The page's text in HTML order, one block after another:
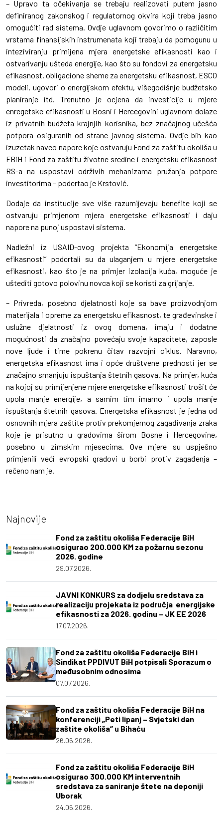
– Upravo ta očekivanja se trebaju realizovati putem jasno
definiranog zakonskog i regulatornog okvira koji treba jasno
omogućiti rad sistema. Ovdje uglavnom govorimo o različitim
vrstama finansijskih instrumenata koji trebaju da pomogunu u
inteziviranju primijena mjera energetske efikasnosti kao i
ostvarivanju ušteda energije, kao što su fondovi za energetsku
efikasnost, obligacione sheme za energetsku efikasnost, ESCO
modeli, ugovori o energijskom efektu, višegodišnje budžetsko
planiranje itd. Trenutno je ocjena da investicije u mjere
enregetske efikasnosti u Bosni i Hercegovini uglavnom dolaze
iz privatnih budžeta krajnjih korisnika, bez značajnog učešća
potpora osiguranih od strane javnog sistema. Ovdje bih kao
izuzetak naveo napore koje ostvaruju Fond za zaštitu okoliša u
FBiH i Fond za zaštitu životne sredine i energetsku efikasnost
RS-a na uspostavi održivih mehanizama pružanja potpore
investitorima – podcrtao je Krstović.
Dodaje da institucije sve više razumijevaju benefite koji se
ostvaruju primjenom mjera energetske efikasnosti i daju
napore na punoj uspostavi sistema.
Nadležni iz USAID-ovog projekta “Ekonomija energetske
efikasnosti” podcrtali su da ulaganjem u mjere energetske
efikasnosti, kao što je na primjer izolacija kuća, moguće je
uštediti gotovo polovinu novca koji se koristi za grijanje.
– Privreda, posebno djelatnosti koje sa bave proizvodnjom
materijala i opreme za energetsku efikasnost, te građevinske i
uslužne djelatnosti iz ovog domena, imaju i dodatne
mogućnosti da značajno povećaju svoje kapacitete, zaposle
nove ljude i time pokrenu čitav razvojni ciklus. Naravno,
energetska efikasnost ima i opće društvene prednosti jer se
značajno smanjuju ispuštanja štetnih gasova. Na primjer, kuća
na kojoj su primijenjene mjere energetske efikasnosti trošit će
upola manje energije, a samim tim imamo i upola manje
ispuštanja štetnih gasova. Energetska efikasnost je jedna od
osnovnih mjera zaštite protiv prekomjernog zagađivanja zraka
koje je prisutno u gradovima širom Bosne i Hercegovine,
posebno u zimskim mjesecima. Ove mjere su uspješno
primjenili veći evropski gradovi u borbi protiv zagađenja –
rečeno nam je.
Najnovije
Fond za zaštitu okoliša Federacije BiH
osigurao 200.000 KM za požarnu sezonu
2026. godine
29.07.2026.
JAVNI KONKURS za dodjelu sredstava za
realizaciju projekata iz područja energijske
efikasnosti za 2026. godinu – JK EE 2026
17.07.2026.
Fond za zaštitu okoliša Federacije BiH i
Sindikat PPDIVUT BiH potpisali Sporazum o
međusobnim odnosima
07.07.2026.
Fond za zaštitu okoliša Federacije BiH na
konferenciji „Peti lipanj – Svjetski dan
zaštite okoliša“ u Bihaću
26.06.2026.
Fond za zaštitu okoliša Federacije BiH
osigurao 300.000 KM interventnih
sredstava za saniranje štete na deponiji
Uborak
24.06.2026.